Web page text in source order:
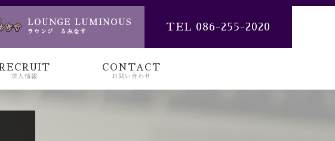
TEL 086-255-2020
RECRUIT
求人情報
CONTACT
お問い合わせ